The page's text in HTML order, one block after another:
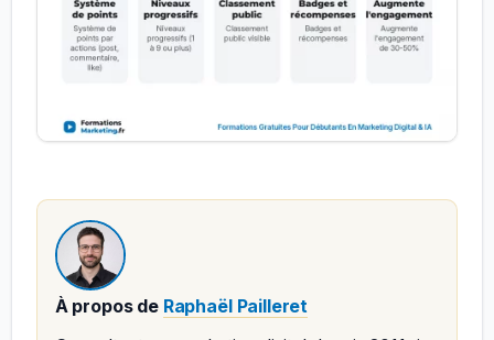
À propos de Raphaël Pailleret